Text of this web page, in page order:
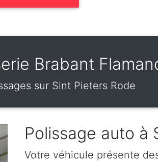
Brabant
sur Sint Pieters Rode
Polissage auto à
Votre véhicule présente